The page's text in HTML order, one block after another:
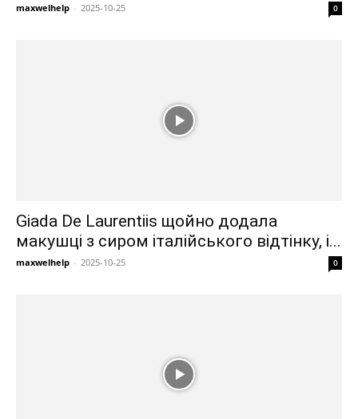
maxwelhelp - 2025-10-25 0
Giada De Laurentiis щойно додала
макушці з сиром італійського відтінку, і...
maxwelhelp - 2025-10-25 0